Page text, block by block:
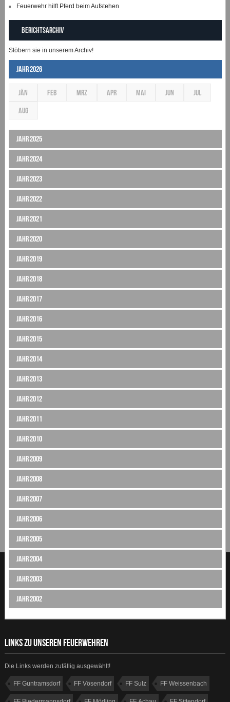
Feuerwehr hilft Pferd beim Aufstehen
Berichtsarchiv
Stöbern sie in unserem Archiv!
Jahr 2026
JÄN FEB MRZ APR MAI JUN JUL
AUG
Jahr 2025
Jahr 2024
Jahr 2023
Jahr 2022
Jahr 2021
Jahr 2020
Jahr 2019
Jahr 2018
Jahr 2017
Jahr 2016
Jahr 2015
Jahr 2014
Jahr 2013
Jahr 2012
Jahr 2011
Jahr 2010
Jahr 2009
Jahr 2008
Jahr 2007
Jahr 2006
Jahr 2005
Jahr 2004
Jahr 2003
Jahr 2002
LINKS ZU UNSEREN FEUERWEHREN
Die Links werden zufällig ausgewählt!
FF Guntramsdorf FF Vösendorf FF Sulz FF Weissenbach